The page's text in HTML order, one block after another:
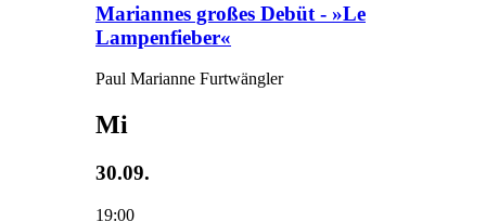
Mariannes großes Debüt - »Le
Lampenfieber«
Paul Marianne Furtwängler
Mi
30.09.
19:00